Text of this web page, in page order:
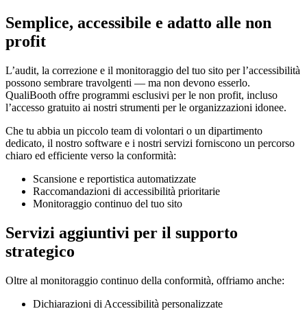
Semplice, accessibile e adatto alle non
profit
L’audit, la correzione e il monitoraggio del tuo sito per l’accessibilità
possono sembrare travolgenti — ma non devono esserlo.
QualiBooth offre programmi esclusivi per le non profit, incluso
l’accesso gratuito ai nostri strumenti per le organizzazioni idonee.
Che tu abbia un piccolo team di volontari o un dipartimento
dedicato, il nostro software e i nostri servizi forniscono un percorso
chiaro ed efficiente verso la conformità:
Scansione e reportistica automatizzate
Raccomandazioni di accessibilità prioritarie
Monitoraggio continuo del tuo sito
Servizi aggiuntivi per il supporto
strategico
Oltre al monitoraggio continuo della conformità, offriamo anche:
Dichiarazioni di Accessibilità personalizzate